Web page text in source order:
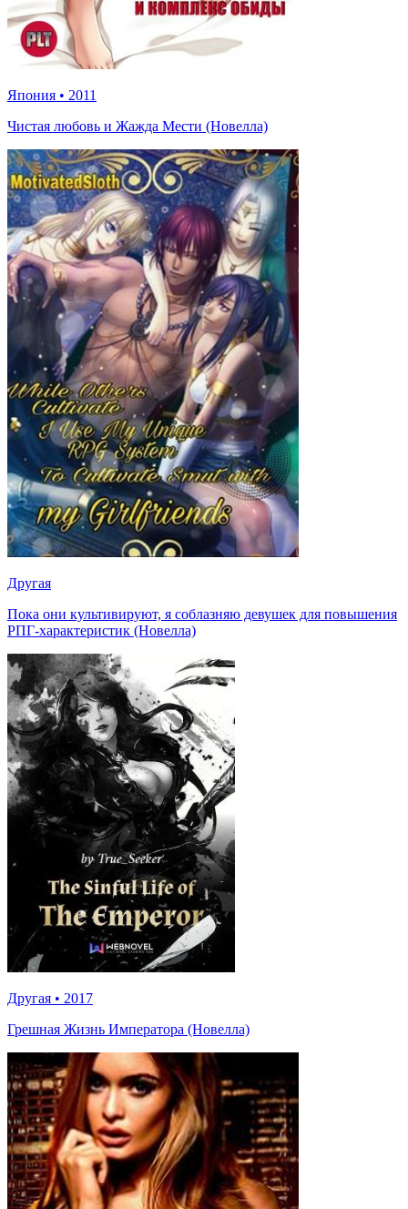
Япония • 2011
Чистая любовь и Жажда Мести (Новелла)
Другая
Пока они культивируют, я соблазняю девушек для повышения
РПГ-характеристик (Новелла)
Другая • 2017
Грешная Жизнь Императора (Новелла)